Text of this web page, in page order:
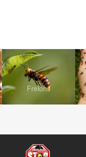
Frelons